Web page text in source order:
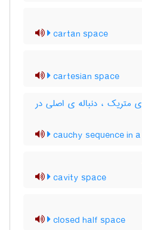
cartan space
cartesian space
متریک ، دنباله ی اصلی در
cauchy sequence in
cavity space
closed half space